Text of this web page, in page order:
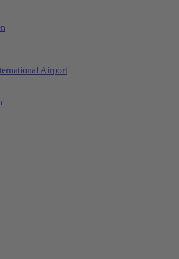
Airport